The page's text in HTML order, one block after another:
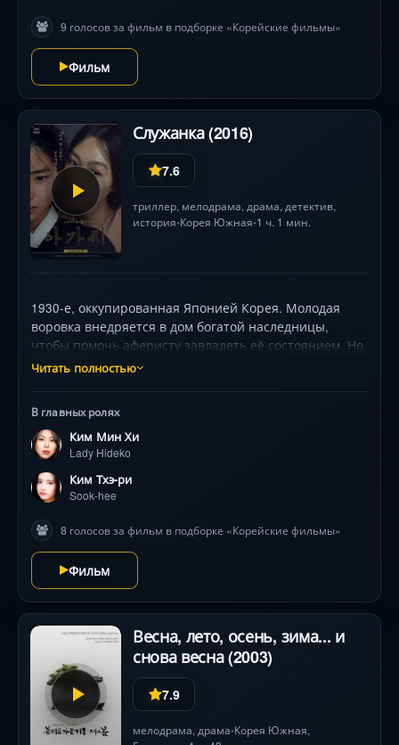
9 голосов за фильм в подборке «Корейские фильмы»
Фильм
Служанка (2016)
7.6
триллер, мелодрама, драма, детектив,
история•Корея Южная•1 ч. 1 мин.
1930-е, оккупированная Японией Корея. Молодая
воровка внедряется в дом богатой наследницы,
чтобы помочь аферисту завладеть её состоянием. Но
чем ближе она к жертве, тем опаснее становятся
поворотами и визуальной эстетикой, покорившей
Канны .
Читать полностью
В главных ролях
Ким Мин Хи
Lady Hideko
Ким Тхэ-ри
Sook-hee
8 голосов за фильм в подборке «Корейские фильмы»
Фильм
Весна, лето, осень, зима... и
снова весна (2003)
7.9
мелодрама, драма•Корея Южная,